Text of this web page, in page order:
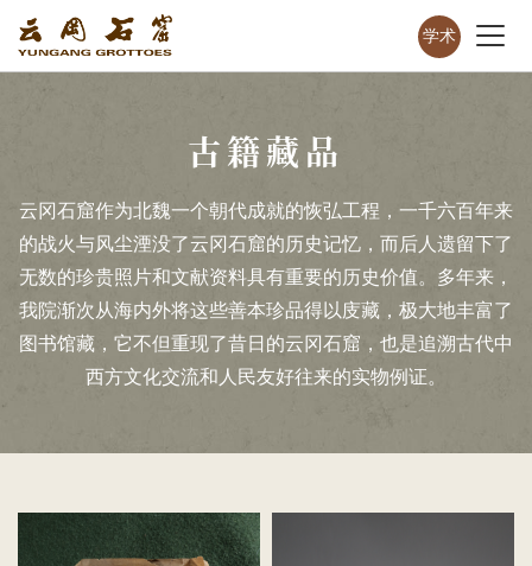
学术
古籍藏品
云冈石窟作为北魏一个朝代成就的恢弘工程，一千六百年来
的战火与风尘湮没了云冈石窟的历史记忆，而后人遗留下了
无数的珍贵照片和文献资料具有重要的历史价值。多年来，
我院渐次从海内外将这些善本珍品得以庋藏，极大地丰富了
图书馆藏，它不但重现了昔日的云冈石窟，也是追溯古代中
西方文化交流和人民友好往来的实物例证。